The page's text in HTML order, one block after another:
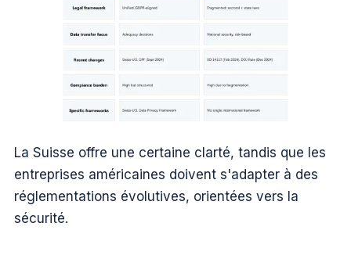
La Suisse offre une certaine clarté, tandis que les
entreprises américaines doivent s'adapter à des
réglementations évolutives, orientées vers la
sécurité.